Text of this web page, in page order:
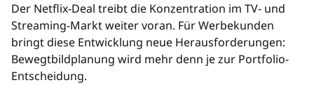
Der Netflix-Deal treibt die Konzentration im TV- und
Streaming-Markt weiter voran. Für Werbekunden
bringt diese Entwicklung neue Herausforderungen:
Bewegtbildplanung wird mehr denn je zur Portfolio-
Entscheidung.